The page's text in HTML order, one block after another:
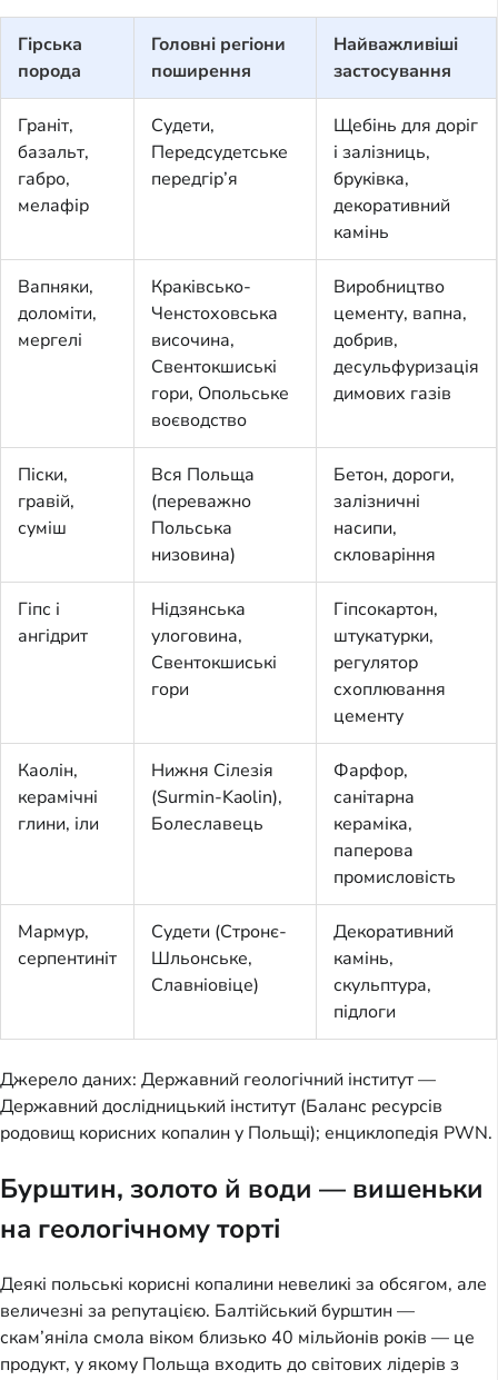
Гірська
порода
Головні регіони
поширення
Найважливіші
застосування
Граніт,
базальт,
габро,
мелафір
Судети,
Передсудетське
передгір’я
Щебінь для доріг
і залізниць,
бруківка,
декоративний
камінь
Вапняки,
доломіти,
мергелі
Краківсько-
Ченстоховська
височина,
Свентокшиські
гори, Опольське
воєводство
Виробництво
цементу, вапна,
добрив,
десульфуризація
димових газів
Піски,
гравій,
суміш
Вся Польща
(переважно
Польська
низовина)
Бетон, дороги,
залізничні
насипи,
скловаріння
Гіпс і
ангідрит
Нідзянська
улоговина,
Свентокшиські
гори
Гіпсокартон,
штукатурки,
регулятор
схоплювання
цементу
Каолін,
керамічні
глини, іли
Нижня Сілезія
(Surmin-Kaolin),
Болеславець
Фарфор,
санітарна
кераміка,
паперова
промисловість
Мармур,
серпентиніт
Судети (Стронє-
Шльонське,
Славніовіце)
Декоративний
камінь,
скульптура,
підлоги
Джерело даних: Державний геологічний інститут —
Державний дослідницький інститут (Баланс ресурсів
родовищ корисних копалин у Польщі); енциклопедія PWN.
Бурштин, золото й води — вишеньки
на геологічному торті
Деякі польські корисні копалини невеликі за обсягом, але
величезні за репутацією. Балтійський бурштин —
скам’яніла смола віком близько 40 мільйонів років — це
продукт, у якому Польща входить до світових лідерів з